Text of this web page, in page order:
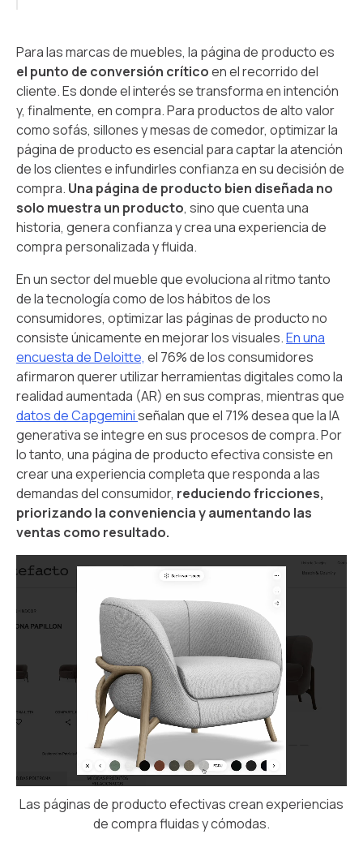
Para las marcas de muebles, la página de producto es
el punto de conversión críticoen el recorrido del
cliente. Es donde el interés se transforma en intención
y, finalmente, en compra. Para productos de alto valor
como sofás, sillones y mesas de comedor, optimizar la
página de producto es esencial para captar la atención
de los clientes e infundirles confianza en su decisión de
compra. Una página de producto bien diseñada no
solo muestra un producto, sino que cuenta una
historia, genera confianza y crea una experiencia de
compra personalizada y fluida.
En un sector del mueble que evoluciona al ritmo tanto
de la tecnología como de los hábitos de los
consumidores, optimizar las páginas de producto no
consiste únicamente en mejorar los visuales.En una
encuesta de Deloitte, el 76% de los consumidores
afirmaron querer utilizar herramientas digitales como la
realidad aumentada (AR) en sus compras, mientras que
datos de Capgeminiseñalan que el 71% desea que la IA
generativa se integre en sus procesos de compra. Por
lo tanto, una página de producto efectiva consiste en
crear una experiencia completa que responda a las
demandas del consumidor, reduciendo fricciones,
priorizando la conveniencia y aumentando las
ventas como resultado.
Las páginas de producto efectivas crean experiencias
de compra fluidas y cómodas.